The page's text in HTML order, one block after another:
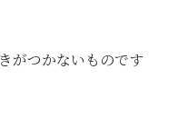
がつかないものです